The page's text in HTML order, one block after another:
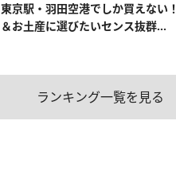
東京駅・羽田空港でしか買えな
＆お土産に選びたいセンス抜群...
ランキング一覧を見る